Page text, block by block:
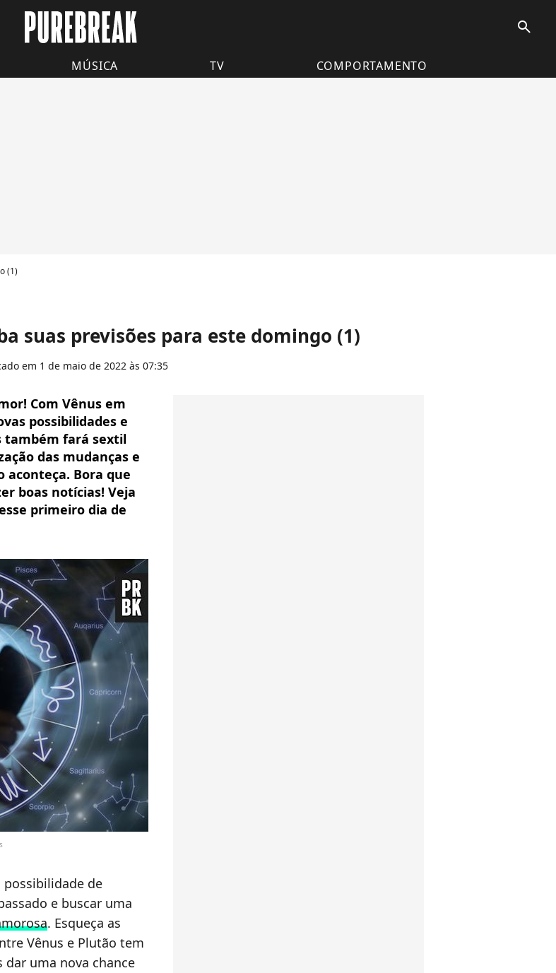
search
MÚSICA TV COMPORTAMENTO
(1)
suas previsões para este domingo (1)
em 1 de maio de 2022 às 07:35
Com Vênus em
possibilidades e
também fará sextil
das mudanças e
aconteça. Bora que
boas notícias! Veja
primeiro dia de
possibilidade de
e buscar uma
. Esqueça as
Vênus e Plutão tem
uma nova chance